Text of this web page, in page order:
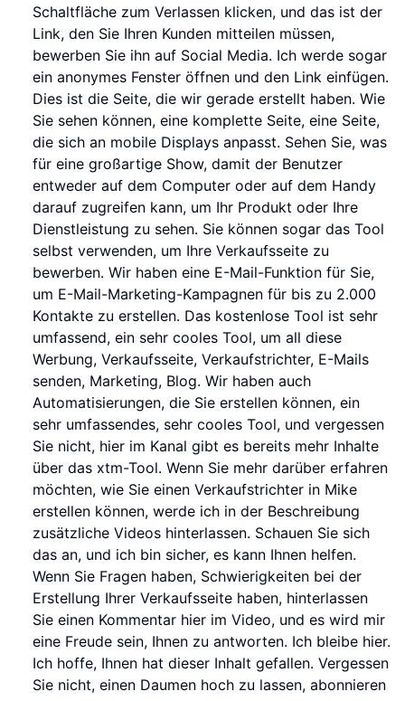
Schaltfläche zum Verlassen klicken, und das ist der
Link, den Sie Ihren Kunden mitteilen müssen,
bewerben Sie ihn auf Social Media. Ich werde sogar
ein anonymes Fenster öffnen und den Link einfügen.
Dies ist die Seite, die wir gerade erstellt haben. Wie
Sie sehen können, eine komplette Seite, eine Seite,
die sich an mobile Displays anpasst. Sehen Sie, was
für eine großartige Show, damit der Benutzer
entweder auf dem Computer oder auf dem Handy
darauf zugreifen kann, um Ihr Produkt oder Ihre
Dienstleistung zu sehen. Sie können sogar das Tool
selbst verwenden, um Ihre Verkaufsseite zu
bewerben. Wir haben eine E-Mail-Funktion für Sie,
um E-Mail-Marketing-Kampagnen für bis zu 2.000
Kontakte zu erstellen. Das kostenlose Tool ist sehr
umfassend, ein sehr cooles Tool, um all diese
Werbung, Verkaufsseite, Verkaufstrichter, E-Mails
senden, Marketing, Blog. Wir haben auch
Automatisierungen, die Sie erstellen können, ein
sehr umfassendes, sehr cooles Tool, und vergessen
Sie nicht, hier im Kanal gibt es bereits mehr Inhalte
über das xtm-Tool. Wenn Sie mehr darüber erfahren
möchten, wie Sie einen Verkaufstrichter in Mike
erstellen können, werde ich in der Beschreibung
zusätzliche Videos hinterlassen. Schauen Sie sich
das an, und ich bin sicher, es kann Ihnen helfen.
Wenn Sie Fragen haben, Schwierigkeiten bei der
Erstellung Ihrer Verkaufsseite haben, hinterlassen
Sie einen Kommentar hier im Video, und es wird mir
eine Freude sein, Ihnen zu antworten. Ich bleibe hier.
Ich hoffe, Ihnen hat dieser Inhalt gefallen. Vergessen
Sie nicht, einen Daumen hoch zu lassen, abonnieren